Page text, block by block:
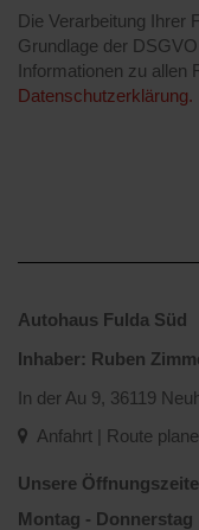
Die Verarbeitung Ihrer
Grundlage der
Informationen zu allen
Datenschutzerklärung.
Autohaus Fulda Süd
Inhaber: Ruben
In der Au 9, 36119
Anfahrt | Route
Unsere
Montag - Donnerstag